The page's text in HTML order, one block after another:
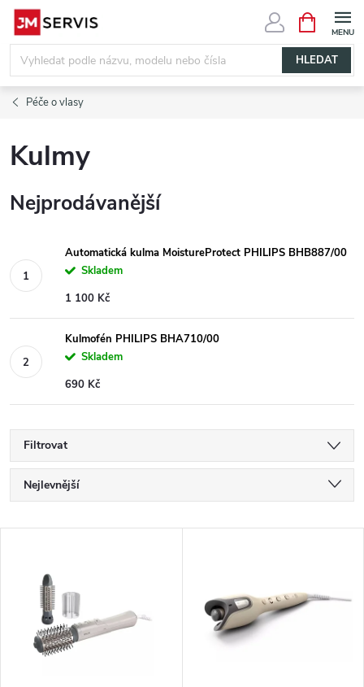
Přejít
obsah
HLEDAT
NÁKUPNÍ
KOŠÍK
Péče o vlasy
Kulmy
Nejprodávanější
Automatická kulma MoistureProtect PHILIPS BHB887/00
Skladem
1 100 Kč
Kulmofén PHILIPS BHA710/00
Skladem
690 Kč
Filtrovat
Ř
a
Nejlevnější
Abecedně